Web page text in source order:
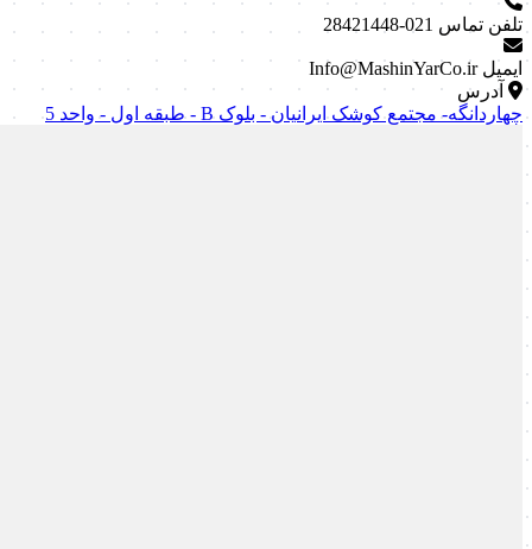
تلفن تماس 021-28421448
ایمیل Info@MashinYarCo.ir
آدرس
چهاردانگه- مجتمع کوشک ایرانیان - بلوک B - طبقه اول - واحد 5